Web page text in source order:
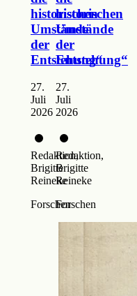
historischen
Umstände
der
Entstehung“
27.
Juli
2026
Redaktion,
Brigitte
Reineke
Forschen
historischen
Umstände
der
Entstehung“
27.
Juli
2026
Redaktion,
Brigitte
Reineke
Forschen